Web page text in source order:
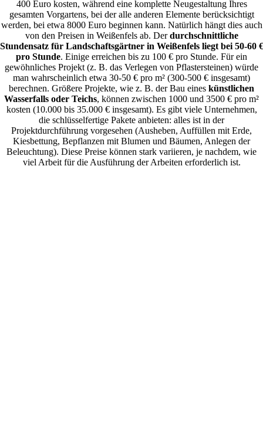
400 Euro kosten, während eine komplette Neugestaltung Ihres
gesamten Vorgartens, bei der alle anderen Elemente berücksichtigt
werden, bei etwa 8000 Euro beginnen kann. Natürlich hängt dies auch
von den Preisen in Weißenfels ab. Derdurchschnittliche
Stundensatz für Landschaftsgärtner in Weißenfels liegt bei 50-60 €
pro Stunde. Einige erreichen bis zu 100 € pro Stunde. Für ein
gewöhnliches Projekt (z. B. das Verlegen von Pflastersteinen) würde
man wahrscheinlich etwa 30-50 € pro m² (300-500 € insgesamt)
berechnen. Größere Projekte, wie z. B. der Bau eines künstlichen
Wasserfalls oder Teichs, können zwischen 1000 und 3500 € pro m²
kosten (10.000 bis 35.000 € insgesamt). Es gibt viele Unternehmen,
die schlüsselfertige Pakete anbieten: alles ist in der
Projektdurchführung vorgesehen (Ausheben, Auffüllen mit Erde,
Kiesbettung, Bepflanzen mit Blumen und Bäumen, Anlegen der
Beleuchtung). Diese Preise können stark variieren, je nachdem, wie
viel Arbeit für die Ausführung der Arbeiten erforderlich ist.